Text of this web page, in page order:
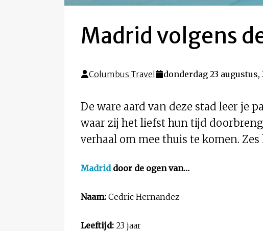
Madrid volgens
Columbus Travel donderdag 23 augustus,
De ware aard van deze stad leer je
waar zij het liefst hun tijd
verhaal om mee thuis te komen.
Madriddoor de ogen van…
Naam: Cedric Hernandez
Leeftijd: 23 jaar